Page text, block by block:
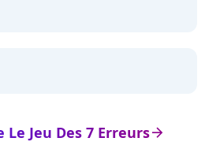
arrow_right
Jeu Des 7 Erreurs